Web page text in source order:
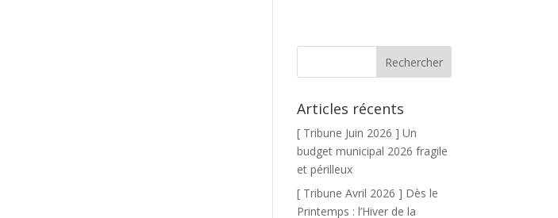
Articles récents
[ Tribune Juin 2026 ] Un
budget municipal 2026 fragile
et périlleux
[ Tribune Avril 2026 ] Dès le
Printemps : l’Hiver de la